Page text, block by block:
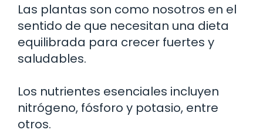
Las plantas son como nosotros en el
sentido de que necesitan una dieta
equilibrada para crecer fuertes y
saludables.
Los nutrientes esenciales incluyen
nitrógeno, fósforo y potasio, entre
otros.